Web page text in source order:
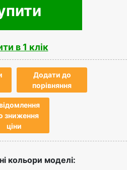
в 1 клік
Додати до
порівняння
зниження
ціни
кольори моделі: